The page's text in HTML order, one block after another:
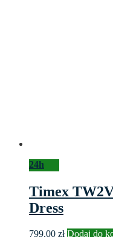
24h
Timex
Dress
799.00 zł Dodaj do